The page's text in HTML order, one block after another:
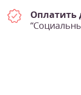
Оплатить